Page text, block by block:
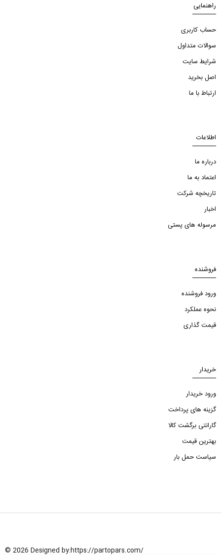
راهنمایی
حساب کاربری
سوالات متداول
شرایط سایت
اصل بخرید
ارتباط با ما
اطلاعات
درباره ما
اعتماد به ما
تاریخچه شرکت
اخبار
مرسوله های پستی
فروشنده
ورود فروشنده
نحوه عملکرد
قیمت گذاری
خریدار
ورود خریدار
گزینه های پرداخت
گارانتی برگشت کالا
بهترین قیمت
سیاست حمل بار
© 2026 Designed by:https://partopars.com/